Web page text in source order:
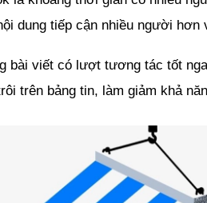
dung tiếp cận nhiều người
bài viết có lượt tương tác tốt
trên bảng tin, làm giảm khả